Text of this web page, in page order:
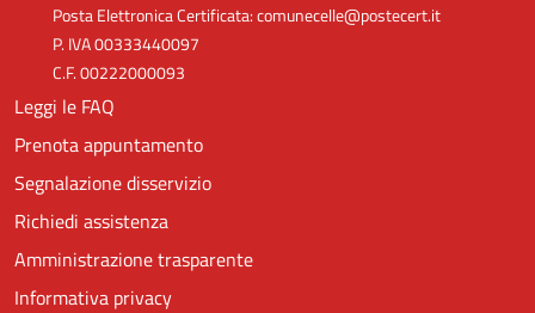
Posta Elettronica Certificata: comunecelle@postecert.it
P. IVA 00333440097
C.F. 00222000093
Leggi le FAQ
Prenota appuntamento
Segnalazione disservizio
Richiedi assistenza
Amministrazione trasparente
Informativa privacy